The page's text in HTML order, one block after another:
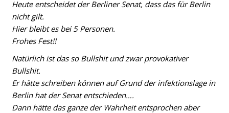
Heute entscheidet der Berliner Senat, dass das für Berlin
nicht gilt.
Hier bleibt es bei 5 Personen.
Frohes Fest!!
Natürlich ist das so Bullshit und zwar provokativer
Bullshit.
Er hätte schreiben können auf Grund der infektionslage in
Berlin hat der Senat entschieden….
Dann hätte das ganze der Wahrheit entsprochen aber